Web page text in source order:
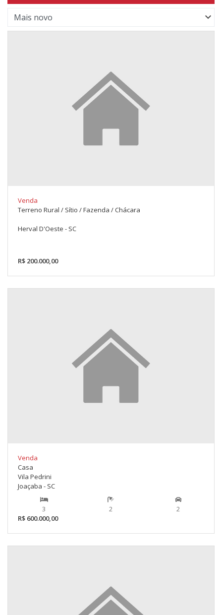
Venda
Terreno Rural / Sítio / Fazenda / Chácara
Herval D'Oeste - SC
R$ 200.000,00
Venda
Casa
Vila Pedrini
Joaçaba - SC
3 2
2
R$ 600.000,00